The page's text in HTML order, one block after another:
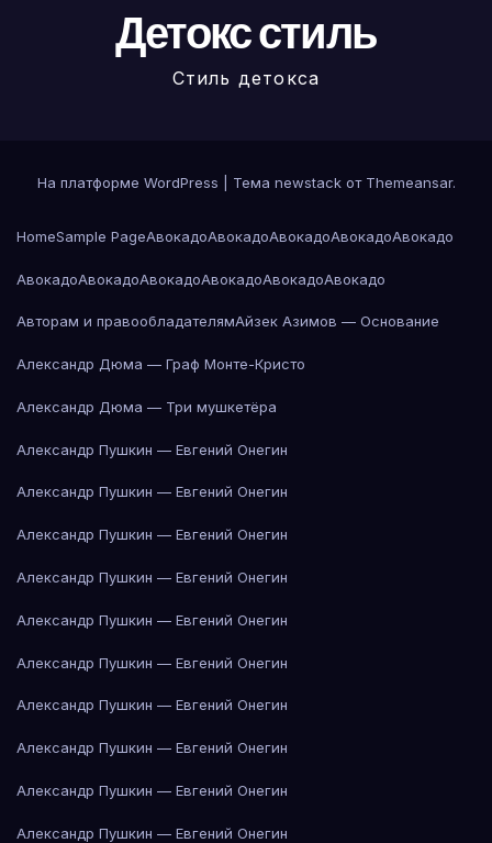
Детокс стиль
Стиль детокса
На платформе WordPress Тема newstack от Themeansar.
HomeSample PageАвокадоАвокадоАвокадоАвокадоАвокадо
АвокадоАвокадоАвокадоАвокадоАвокадоАвокадо
Авторам и правообладателямАйзек Азимов — Основание
Александр Дюма — Граф Монте-Кристо
Александр Дюма — Три мушкетёра
Александр Пушкин — Евгений Онегин
Александр Пушкин — Евгений Онегин
Александр Пушкин — Евгений Онегин
Александр Пушкин — Евгений Онегин
Александр Пушкин — Евгений Онегин
Александр Пушкин — Евгений Онегин
Александр Пушкин — Евгений Онегин
Александр Пушкин — Евгений Онегин
Александр Пушкин — Евгений Онегин
Александр Пушкин — Евгений Онегин